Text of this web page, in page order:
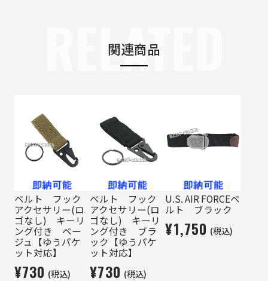
関連商品
RELATED
ベルト フック
アクセサリー(ロ
ゴなし) キーリ
ング付き ベー
ジュ【ゆうパケ
ット対応】
¥730 (税込)
ベルト フック
アクセサリー(ロ
ゴなし) キーリ
ング付き ブラ
ック【ゆうパケ
ット対応】
¥730 (税込)
U.S. AIR FORCEベ
ルト ブラック
¥1,750 (税込)